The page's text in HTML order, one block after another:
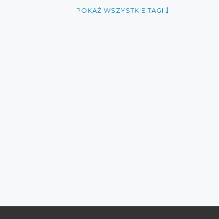
promocje marzec 2017
POKAŻ WSZYSTKIE TAGI